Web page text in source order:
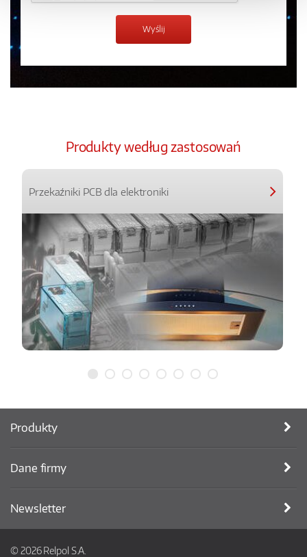
Produkty według zastosowań
Przekaźniki PCB dla elektroniki
Produkty
Dane firmy
Newsletter
© 2026 Relpol S.A.